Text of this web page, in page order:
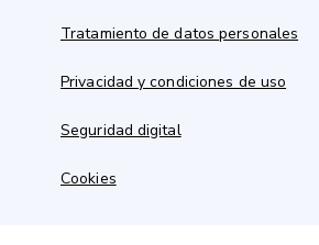
Tratamiento de datos personales
Privacidad y condiciones de uso
Seguridad digital
Cookies